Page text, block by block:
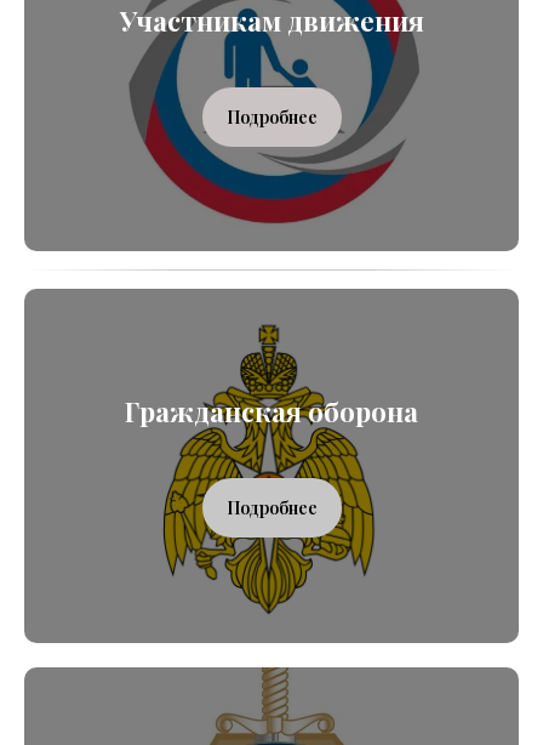
Участникам движения
Подробнее
Гражданская оборона
Подробнее